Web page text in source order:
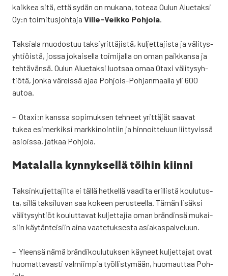
kaik­kea sitä, että sydän on muka­na, tote­aa Oulun Alue­tak­si
Oy:n toi­mi­tus­joh­ta­ja Vil­le-Veik­ko Poh­jo­la
Tak­sia­la muo­dos­tuu tak­siy­rit­tä­jis­tä, kul­jet­ta­jis­ta ja väli­tys­
yh­tiöis­tä, jos­sa jokai­sel­la toi­mi­jal­la on oman paik­kan­sa ja
teh­tä­vän­sä. Oulun Alue­tak­si luot­saa omaa Otaxi väli­tys­yh­
tiö­tä, jon­ka väreis­sä ajaa Poh­jois-Poh­jan­maal­la yli 600
autoa.
– Otaxi:n kans­sa sopi­muk­sen teh­neet yrit­tä­jät saa­vat
tukea esi­mer­kik­si mark­ki­noin­tiin ja hin­noit­te­luun liit­ty­vis­sä
asiois­sa, jat­kaa Poh­jo­la.
Mata­lal­la kyn­nyk­sel­lä töi­hin kiin­ni
Tak­sin­kul­jet­ta­jil­ta ei täl­lä het­kel­lä vaa­di­ta eril­lis­tä kou­lu­tus­
ta, sil­lä tak­si­lu­van saa kokeen perus­teel­la. Tämän lisäk­si
väli­tys­yh­tiöt kou­lut­ta­vat kul­jet­ta­jia oman brän­din­sä mukai­
siin käy­tän­tei­siin aina vaa­te­tuk­ses­ta asia­kas­pal­ve­luun.
– Yleen­sä nämä brän­di­kou­lu­tuk­sen käy­neet kul­jet­ta­jat ovat
huo­mat­ta­vas­ti val­miim­pia työl­lis­ty­mään, huo­maut­taa Poh­